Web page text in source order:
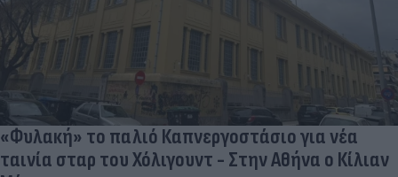
«Φυλακή» το παλιό Καπνεργοστάσιο για νέα
ταινία σταρ του Χόλιγουντ - Στην Αθήνα ο Κίλιαν